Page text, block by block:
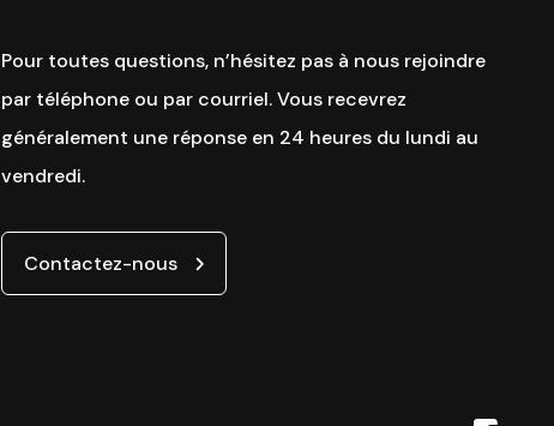
Pour toutes questions, n’hésitez pas à nous rejoindre
par téléphone ou par courriel. Vous recevrez
généralement une réponse en 24 heures du lundi au
vendredi.
Contactez-nous